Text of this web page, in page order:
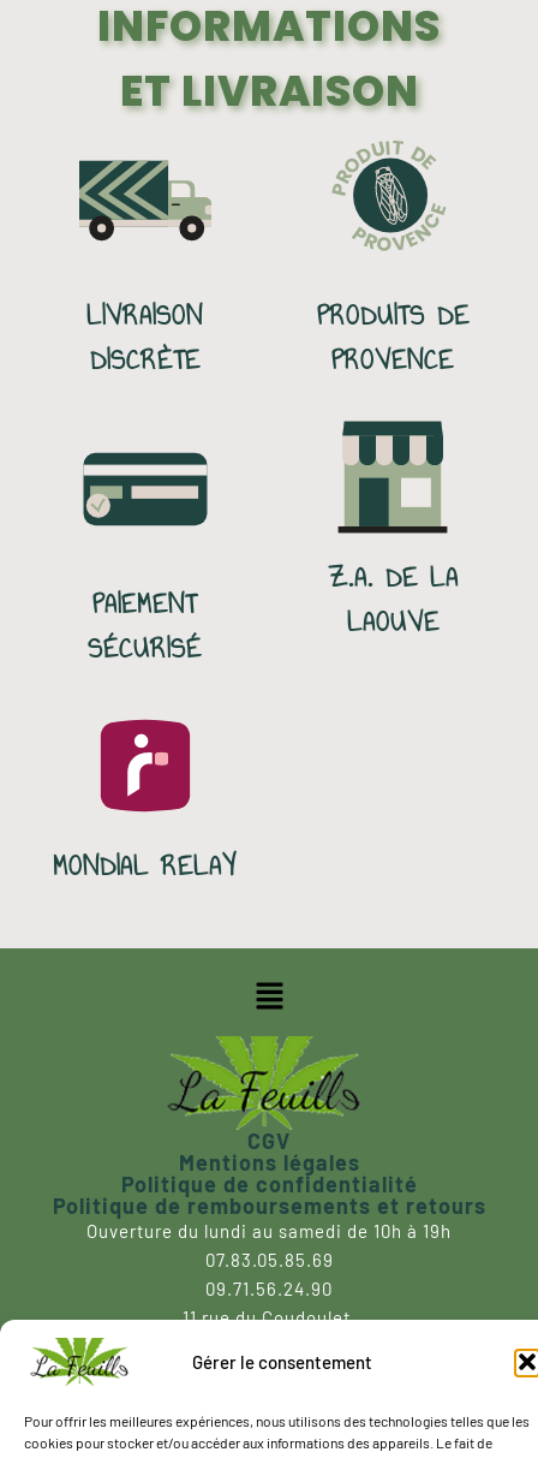
Gérer le consentement
Pour offrir les meilleures expériences, nous utilisons des technologies telles que les
cookies pour stocker et/ou accéder aux informations des appareils. Le fait de
INFORMATIONS
ET LIVRAISON
LIVRAISON
DISCRÈTE
PROVE
N
C
E
P
R
O
DUITD
E
PRODUITS DE
PROVENCE
PAIEMENT
SÉCURISÉ
Z.A. DE LA
LAOUVE
MONDIAL RELAY
CGV
Mentions légales
Politique de confidentialité
Politique de remboursements et retours
Ouverture du lundi au samedi de 10h à 19h
07.83.05.85.69
09.71.56.24.90
11 rue du Coudoulet,
83470 Saint Maximin la Sainte Baume